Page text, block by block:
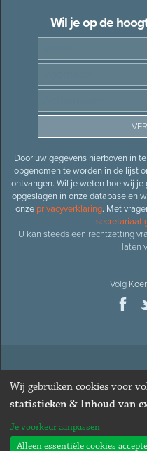
Wil je op de
Door uw gegevens hierboven in
opgenomen te worden in de lijst
ontvangen. Wil je weten hoe wij
opgeslagen in onze database en
onze privacyverklaring. Met
U kan steeds een rechtzetting
laten
Volg
© 2026Oud-minister en
· Alle rechten
Webdesign&website
Wij gebruiken cookies voor
statistieken & Inhoud van
Je voorkeur aanpassen
Alleen essentiële cookies